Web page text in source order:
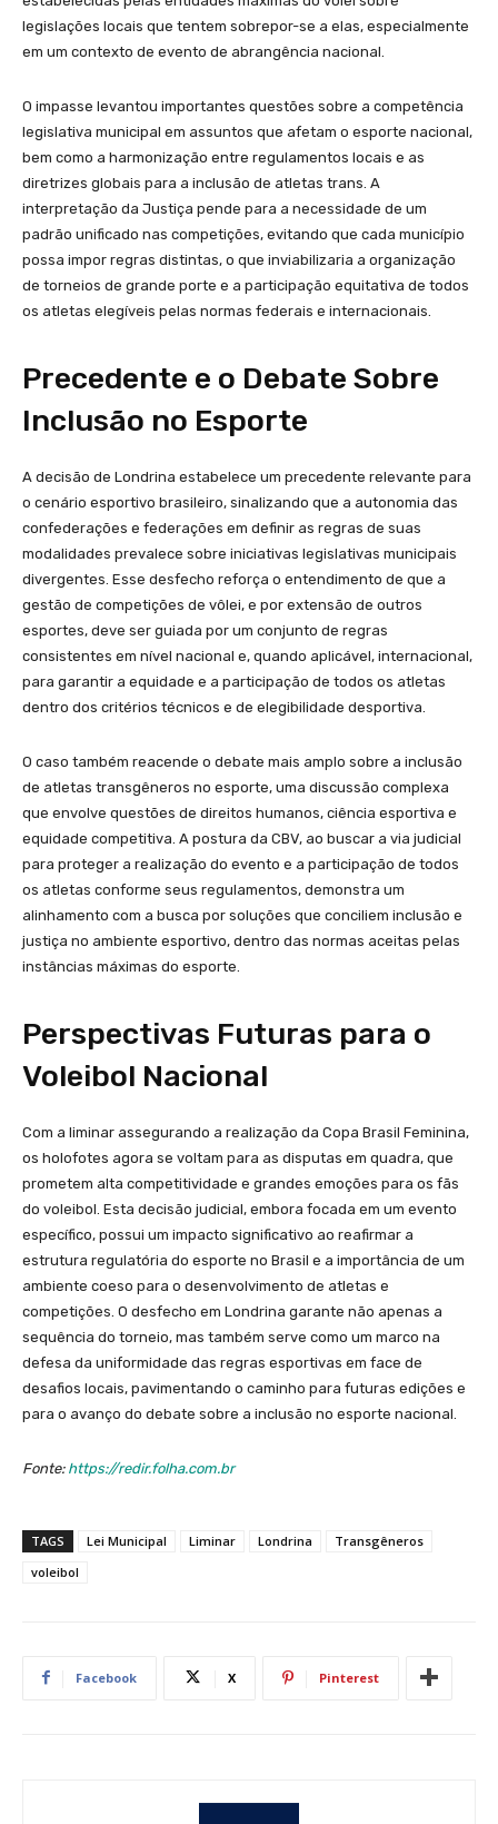
legislações locais que tentem sobrepor-se a elas, especialmente
em um contexto de evento de abrangência nacional.
O impasse levantou importantes questões sobre a competência
legislativa municipal em assuntos que afetam o esporte nacional,
bem como a harmonização entre regulamentos locais e as
diretrizes globais para a inclusão de atletas trans. A
interpretação da Justiça pende para a necessidade de um
padrão unificado nas competições, evitando que cada município
possa impor regras distintas, o que inviabilizaria a organização
de torneios de grande porte e a participação equitativa de todos
os atletas elegíveis pelas normas federais e internacionais.
Precedente e o Debate Sobre
Inclusão no Esporte
A decisão de Londrina estabelece um precedente relevante para
o cenário esportivo brasileiro, sinalizando que a autonomia das
confederações e federações em definir as regras de suas
modalidades prevalece sobre iniciativas legislativas municipais
divergentes. Esse desfecho reforça o entendimento de que a
gestão de competições de vôlei, e por extensão de outros
esportes, deve ser guiada por um conjunto de regras
consistentes em nível nacional e, quando aplicável, internacional,
para garantir a equidade e a participação de todos os atletas
dentro dos critérios técnicos e de elegibilidade desportiva.
O caso também reacende o debate mais amplo sobre a inclusão
de atletas transgêneros no esporte, uma discussão complexa
que envolve questões de direitos humanos, ciência esportiva e
equidade competitiva. A postura da CBV, ao buscar a via judicial
para proteger a realização do evento e a participação de todos
os atletas conforme seus regulamentos, demonstra um
alinhamento com a busca por soluções que conciliem inclusão e
justiça no ambiente esportivo, dentro das normas aceitas pelas
instâncias máximas do esporte.
Perspectivas Futuras para o
Voleibol Nacional
Com a liminar assegurando a realização da Copa Brasil Feminina,
os holofotes agora se voltam para as disputas em quadra, que
prometem alta competitividade e grandes emoções para os fãs
do voleibol. Esta decisão judicial, embora focada em um evento
específico, possui um impacto significativo ao reafirmar a
estrutura regulatória do esporte no Brasil e a importância de um
ambiente coeso para o desenvolvimento de atletas e
competições. O desfecho em Londrina garante não apenas a
sequência do torneio, mas também serve como um marco na
defesa da uniformidade das regras esportivas em face de
desafios locais, pavimentando o caminho para futuras edições e
para o avanço do debate sobre a inclusão no esporte nacional.
Fonte: https://redir.folha.com.br
TAGS Lei Municipal Liminar Londrina
Transgêneros
voleibol
Facebook X Pinterest